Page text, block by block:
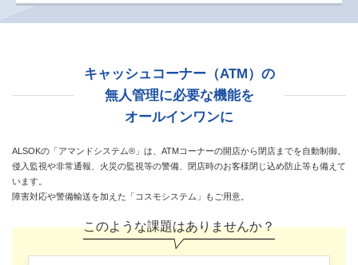
キャッシュコーナー（ATM）の
無人管理に必要な機能を
オールインワンに
ALSOKの「アマンドシステム®」は、ATMコーナーの開店から閉店までを自動制御。
侵入監視や非常通報、火災の監視等の警備、閉店時のお客様閉じ込め防止等も備えて
います。
障害対応や警備輸送を加えた「コスモシステム」もご用意。
このような課題はありませんか？